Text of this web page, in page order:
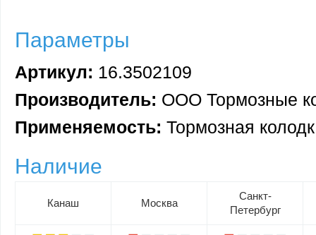
Параметры
Артикул: 16.3502109
Производитель: ООО Тормозные
Применяемость: Тормозная
Наличие
Канаш Москва
Санкт-
Петербург